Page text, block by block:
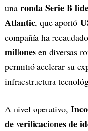
una ronda Serie B
Atlantic, que aportó
compañía ha
millones en diversas
permitió acelerar su
infraestructura
A nivel operativo,
de verificaciones de